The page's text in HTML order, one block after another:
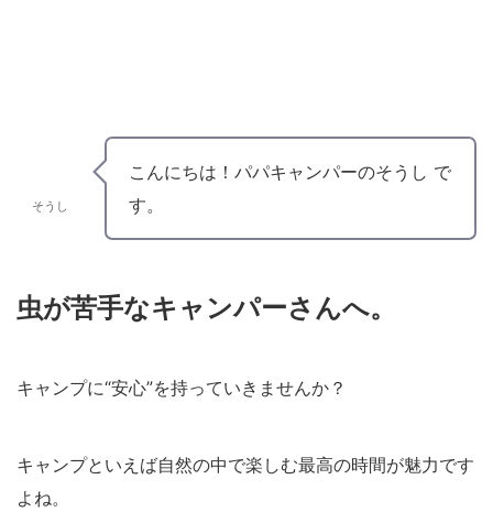
そうし
こんにちは！パパキャンパーのそうし で
す。
虫が苦手なキャンパーさんへ。
キャンプに“安心”を持っていきませんか？
キャンプといえば自然の中で楽しむ最高の時間が魅力です
よね。